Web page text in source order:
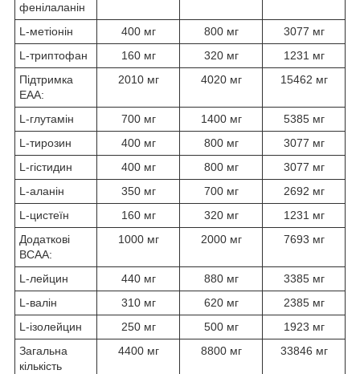
фенілаланін
L-метіонін 400 мг 800 мг
3077 мг
L-триптофан
160 мг 320 мг
1231 мг
Підтримка
ЕАА:
2010 мг 4020 мг 15462 мг
L-глутамін 700 мг 1400 мг
5385 мг
L-тирозин
400 мг 800 мг
3077 мг
L-гістидин
400 мг 800 мг
3077 мг
L-аланін
350 мг 700 мг
2692 мг
L-цистеїн
160 мг 320 мг
1231 мг
Додаткові
BCAA:
1000 мг 2000 мг 7693 мг
L-лейцин 440 мг 880 мг
3385 мг
L-валін
310 мг 620 мг
2385 мг
L-ізолейцин
250 мг 500 мг
1923 мг
Загальна
кількість
4400 мг 8800 мг 33846 мг